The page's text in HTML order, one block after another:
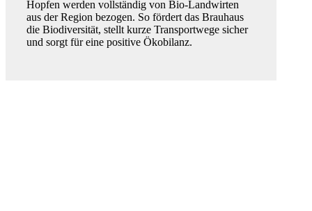
Hopfen werden vollständig von Bio-Landwirten
aus der Region bezogen. So fördert das Brauhaus
die Biodiversität, stellt kurze Transportwege sicher
und sorgt für eine positive Ökobilanz.